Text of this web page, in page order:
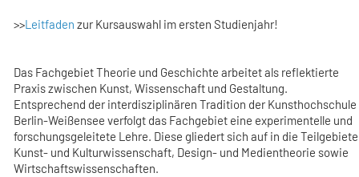
>>Leitfaden zur Kursauswahl im ersten Studienjahr!
Das Fachgebiet Theorie und Geschichte arbeitet als reflektierte
Praxis zwischen Kunst, Wissenschaft und Gestaltung.
Entsprechend der interdisziplinären Tradition der Kunsthochschule
Berlin-Weißensee verfolgt das Fachgebiet eine experimentelle und
forschungsgeleitete Lehre. Diese gliedert sich auf in die Teilgebiete
Kunst- und Kulturwissenschaft, Design- und Medientheorie sowie
Wirtschaftswissenschaften.